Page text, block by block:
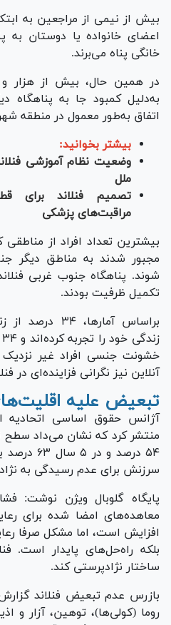
بیش از نیمی از مراجعین به
اعضای خانواده یا دوستان به
خانگی پناه می‌برند.
به‌دلیل کمبود جا به پناهگاه
اتفاق به‌طور معمول در منطقه
بیشتر بخوانید:
وضعیت نظام آموزشی
ملل
تصمیم فنلاند برای
مراقبت‌های پزشکی
بیشترین تعداد افراد از
مجبور شدند به مناطق دیگر
تکمیل ظرفیت بودند.
براساس
خشونت جنسی افراد غیر نزدیک
آنلاین نیز نگرانی فزاینده‌ای در
تبعیض علیه
۵۴ درصد
سرزنش برای عدم رسیدگی به
پایگاه گلوبال ویژن نوشت:
معاهده‌های امضا شده برای
افزایش است، اما مشکل صرفا
بلکه راه‌حل‌های پایدار است.
ساختار نژادپرستی کند.
بازرس عدم تبعیض فنلاند
روما (کولی‌ها)، توهین، آزار و